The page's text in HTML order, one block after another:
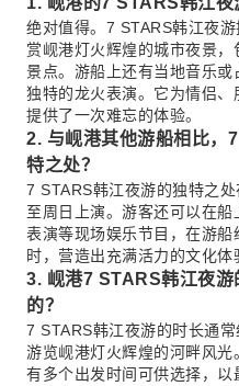
绝对值得。7 STARS韩江夜
赏岘港灯火辉煌的城市夜景
景点。游船上还有当地音乐
独特的龙火表演。它为情侣
提供了一次难忘的体验。
2. 与岘港其他游船相比，
特之处？
7 STARS韩江夜游的独特之
至周日上演。游客还可以在
表演等现场娱乐节目，在游
时，营造出充满活力的文化体
3. 岘港7 STARS韩江夜
的？
7 STARS韩江夜游的时长通
游览岘港灯火辉煌的河畔风
有多个出发时间可供选择，